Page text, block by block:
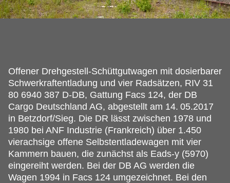
Offener Drehgestell-Schüttgutwagen mit dosierbarer
Schwerkraftentladung und vier Radsätzen, RIV 31
80 6940 387 D-DB, Gattung Facs 124, der DB
Cargo Deutschland AG, abgestellt am 14. 05.2017
in Betzdorf/Sieg. Die DR lässt zwischen 1978 und
1980 bei ANF Industrie (Frankreich) über 1.450
vierachsige offene Selbstentladewagen mit vier
Kammern bauen, die zunächst als Eads-y (5970)
eingereiht werden. Bei der DB AG werden die
Wagen 1994 in Facs 124 umgezeichnet. Bei den